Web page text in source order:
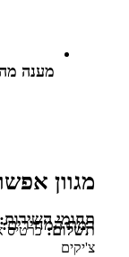
מענה
מגוון
תחומי
רמת
תשלום:כרטיס
צ'יקים